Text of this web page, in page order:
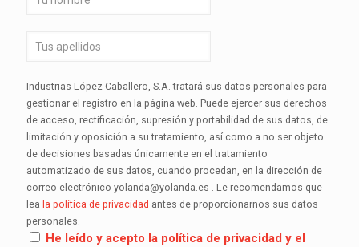
Industrias López Caballero, S.A. tratará sus datos personales para
gestionar el registro en la página web. Puede ejercer sus derechos
de acceso, rectificación, supresión y portabilidad de sus datos, de
limitación y oposición a su tratamiento, así como a no ser objeto
de decisiones basadas únicamente en el tratamiento
automatizado de sus datos, cuando procedan, en la dirección de
correo electrónico yolanda@yolanda.es . Le recomendamos que
lea la política de privacidad antes de proporcionarnos sus datos
personales.
He leído y acepto la política de privacidad y el